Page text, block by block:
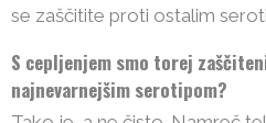
se zaščitite proti ostalim
S cepljenjem smo torej
najnevarnejšim serotipom?